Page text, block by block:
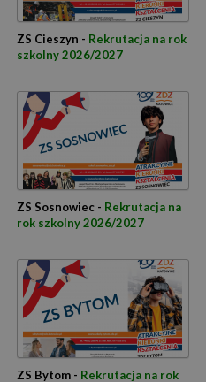
ZS Cieszyn - Rekrutacja na rok
szkolny 2026/2027
ZS Sosnowiec - Rekrutacja na
rok szkolny 2026/2027
ZS Bytom - Rekrutacja na rok